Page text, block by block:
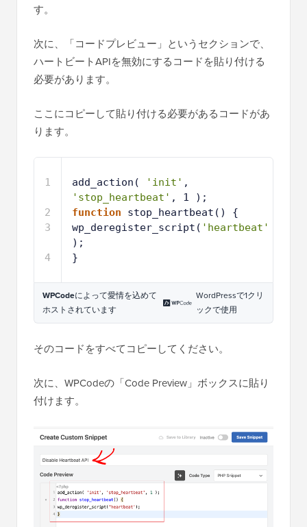
す。
次に、「コードプレビュー」というセクションで、
ハートビートAPIを無効にするコードを貼り付ける
必要があります。
ここにコピーして貼り付ける必要があるコードがあ
ります。
1
2
3
4
add_action( 'init'
'stop_heartbeat' , 1 );
function
stop_heartbeat() {
wp_deregister_script( 'heartbeat'
);
}
WPCodeによって愛情を込めて
ホストされています
WordPressで1クリ
ックで使用
そのコードをすべてコピーしてください。
次に、WPCodeの「Code Preview」ボックスに貼り
付けます。